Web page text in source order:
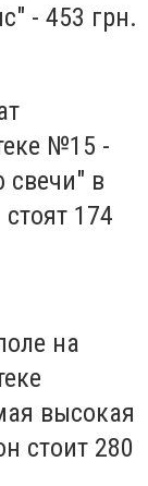
- 453 грн.
№15 -
свечи" в
174
на
высокая
стоит 280